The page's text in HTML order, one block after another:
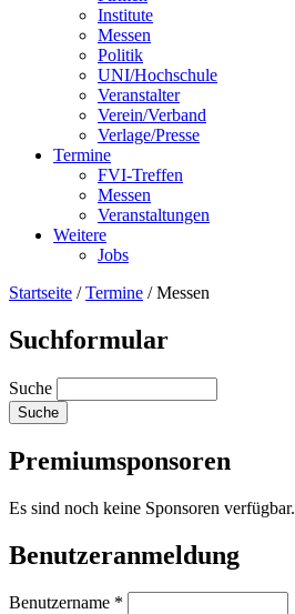
Institute
Messen
Politik
UNI/Hochschule
Veranstalter
Verein/Verband
Verlage/Presse
Termine
FVI-Treffen
Messen
Veranstaltungen
Weitere
Jobs
Startseite /Termine /Messen
Suchformular
Suche
Premiumsponsoren
Es sind noch keine Sponsoren verfügbar.
Benutzeranmeldung
Benutzername *